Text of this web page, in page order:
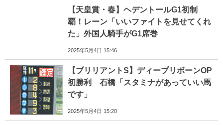
【天皇賞・春】ヘデントールG1初制
覇！レーン「いいファイトを見せてくれ
た」外国人騎手がG1席巻
2025年5月4日 15:46
【ブリリアントS】ディープリボーンOP
初勝利 石橋「スタミナがあっていい馬
です」
2025年5月4日 15:20